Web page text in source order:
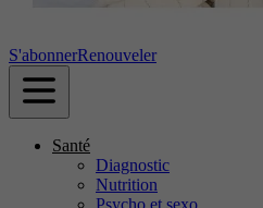
S'abonnerRenouveler
Santé
Diagnostic
Nutrition
Psycho et sexo